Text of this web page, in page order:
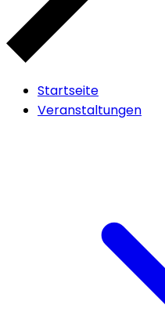
Startseite
Veranstaltungen